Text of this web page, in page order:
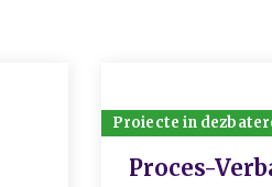
Proiecte in
Proces-